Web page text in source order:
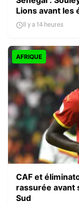
Lions avant les
Il y a 14 heures
AFRIQUE
CAF et
rassurée avant
Sud